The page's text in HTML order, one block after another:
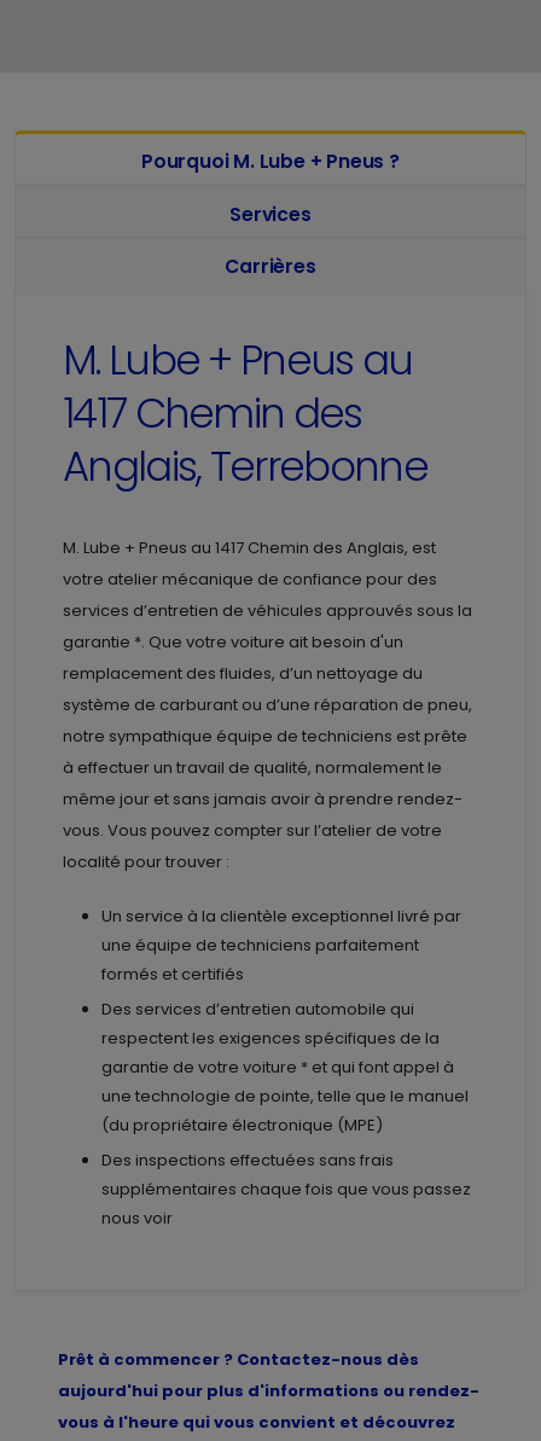
Pourquoi M. Lube + Pneus ?
Services
Carrières
M. Lube + Pneus au
1417 Chemin des
Anglais, Terrebonne
M. Lube + Pneus au 1417 Chemin des Anglais, est
votre atelier mécanique de confiance pour des
services d’entretien de véhicules approuvés sous la
garantie *. Que votre voiture ait besoin d'un
remplacement des fluides, d’un nettoyage du
système de carburant ou d’une réparation de pneu,
notre sympathique équipe de techniciens est prête
à effectuer un travail de qualité, normalement le
même jour et sans jamais avoir à prendre rendez-
vous. Vous pouvez compter sur l’atelier de votre
localité pour trouver :
Un service à la clientèle exceptionnel livré par
une équipe de techniciens parfaitement
formés et certifiés
Des services d’entretien automobile qui
respectent les exigences spécifiques de la
garantie de votre voiture * et qui font appel à
une technologie de pointe, telle que le manuel
(du propriétaire électronique (MPE)
Des inspections effectuées sans frais
supplémentaires chaque fois que vous passez
nous voir
Prêt à commencer ? Contactez-nous dès
aujourd'hui pour plus d'informations ou rendez-
vous à l'heure qui vous convient et découvrez